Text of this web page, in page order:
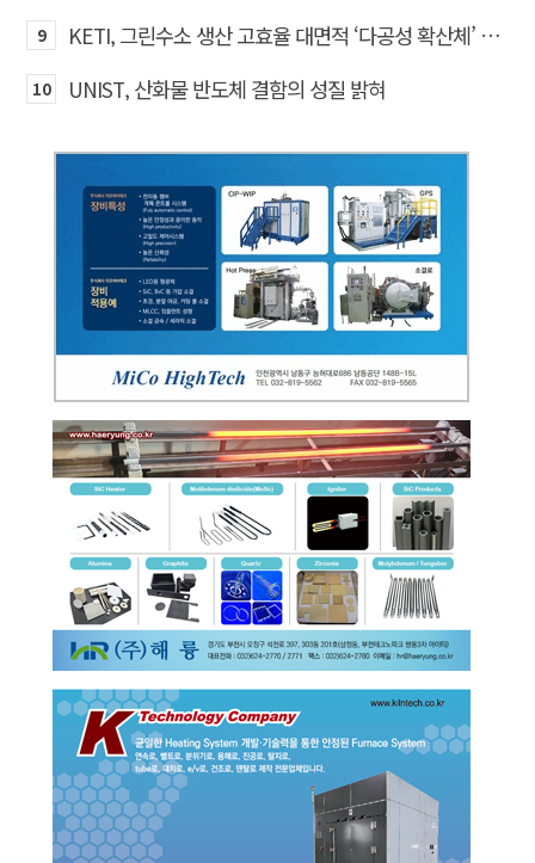
9 KETI, 그린수소 생산 고효율 대면적 ‘다공성 확산체’ 개발
10 UNIST, 산화물 반도체 결함의 성질 밝혀